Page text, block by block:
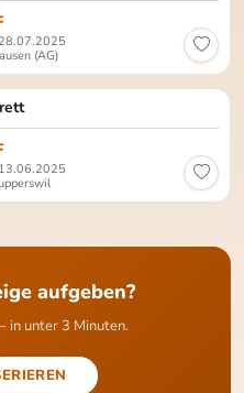
(AG)
aufgeben?
in unter 3 Minuten.